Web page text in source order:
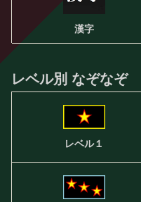
漢字
レベル別 なぞなぞ
レベル１